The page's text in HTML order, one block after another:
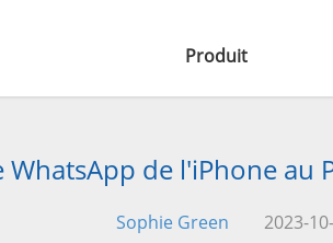
Produit
de l'iPhone au
Sophie Green 2023-